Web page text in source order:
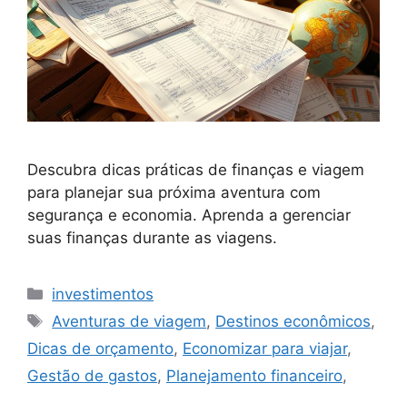
Descubra dicas práticas de finanças e viagem
para planejar sua próxima aventura com
segurança e economia. Aprenda a gerenciar
suas finanças durante as viagens.
Categorias
investimentos
Tags
Aventuras de viagem, Destinos econômicos,
Dicas de orçamento, Economizar para viajar,
Gestão de gastos, Planejamento financeiro,